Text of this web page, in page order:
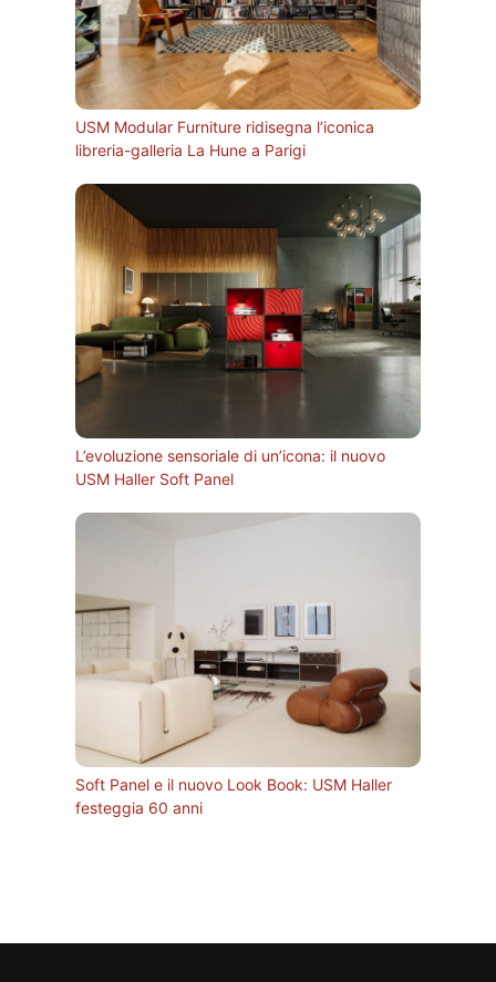
USM Modular Furniture ridisegna l’iconica
libreria-galleria La Hune a Parigi
L’evoluzione sensoriale di un’icona: il nuovo
USM Haller Soft Panel
Soft Panel e il nuovo Look Book: USM Haller
festeggia 60 anni